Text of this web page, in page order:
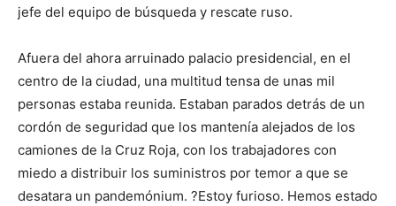
jefe del equipo de búsqueda y rescate ruso.
Afuera del ahora arruinado palacio presidencial, en el
centro de la ciudad, una multitud tensa de unas mil
personas estaba reunida. Estaban parados detrás de un
cordón de seguridad que los mantenía alejados de los
camiones de la Cruz Roja, con los trabajadores con
miedo a distribuir los suministros por temor a que se
desatara un pandemónium. ?Estoy furioso. Hemos estado